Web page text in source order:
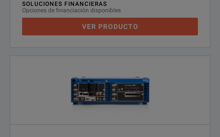
SOLUCIONES FINANCIERAS
Opciones de financiación disponibles
VER PRODUCTO